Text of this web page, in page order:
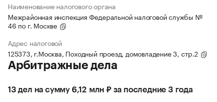
Наименование налогового органа
Межрайонная инспекция Федеральной налоговой службы №
46 по г. Москве
Адрес налоговой
125373, г.Москва, Походный проезд, домовладение 3, стр.2
Арбитражные дела
13 дел на сумму 6,12 млн ₽ за последние 3 года